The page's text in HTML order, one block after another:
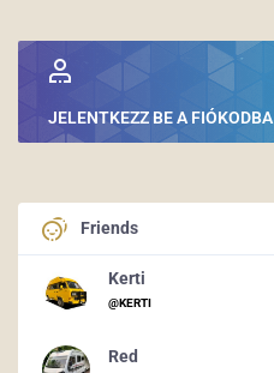
JELENTKEZZ BE A FIÓKODBA
Friends
Kerti
@KERTI
Red